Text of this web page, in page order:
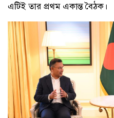
এটিই তার প্রথম একান্ত বৈঠক।